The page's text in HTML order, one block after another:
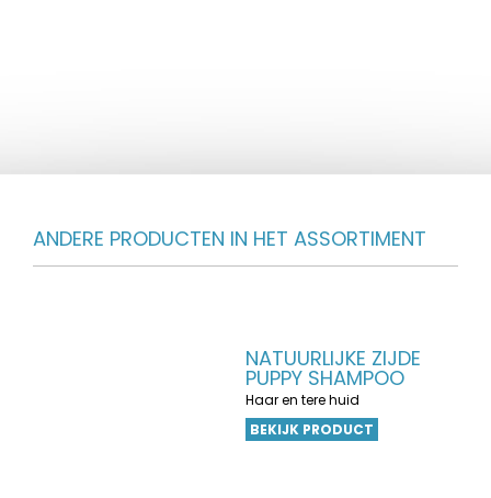
ANDERE PRODUCTEN IN HET ASSORTIMENT
NATUURLIJKE ZIJDE
PUPPY SHAMPOO
Haar en tere huid
BEKIJK PRODUCT